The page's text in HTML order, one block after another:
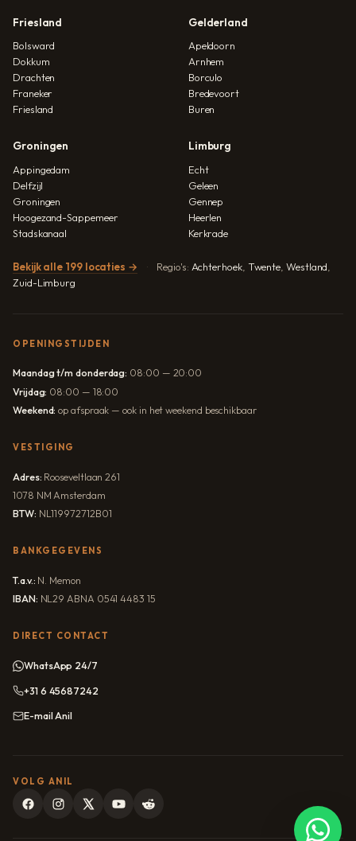
Friesland
Bolsward
Dokkum
Drachten
Franeker
Friesland
Gelderland
Apeldoorn
Arnhem
Borculo
Bredevoort
Buren
Groningen
Appingedam
Delfzijl
Groningen
Hoogezand-Sappemeer
Stadskanaal
Limburg
Echt
Geleen
Gennep
Heerlen
Kerkrade
Bekijk alle 199 locaties → Regio's: Achterhoek, Twente Westland
Zuid-Limburg
OPENINGSTIJDEN
Maandag t/m donderdag: 08:00 — 20:00
Vrijdag: 08:00 — 18:00
Weekend: op afspraak — ook in het weekend beschikbaar
VESTIGING
Adres: Rooseveltlaan 261
1078 NM Amsterdam
BTW: NL119972712B01
BANKGEGEVENS
T.a.v.: N. Memon
IBAN: NL29 ABNA 0541 4483 15
DIRECT CONTACT
WhatsApp 24/7
+31 6 45687242
E-mail Anil
VOLG ANIL